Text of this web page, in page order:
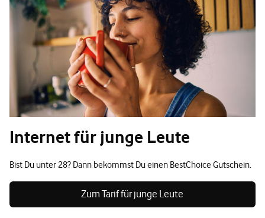
Internet für junge Leute
Bist Du unter 28? Dann bekommst Du einen BestChoice Gutschein.
Zum Tarif für junge Leute